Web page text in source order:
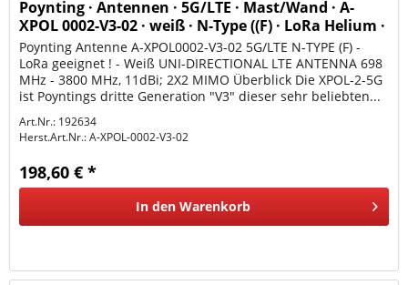
Poynting · Antennen · 5G/LTE · Mast/Wand · A-
XPOL 0002-V3-02 · weiß · N-Type ((F) · LoRa Helium ·
11
Poynting Antenne A-XPOL0002-V3-02 5G/LTE N-TYPE (F) -
LoRa geeignet ! - Weiß UNI-DIRECTIONAL LTE ANTENNA 698
MHz - 3800 MHz, 11dBi; 2X2 MIMO Überblick Die XPOL-2-5G
ist Poyntings dritte Generation "V3" dieser sehr beliebten...
Art.Nr.: 192634
Herst.Art.Nr.:A-XPOL-0002-V3-02
198,60 € *
In den Warenkorb